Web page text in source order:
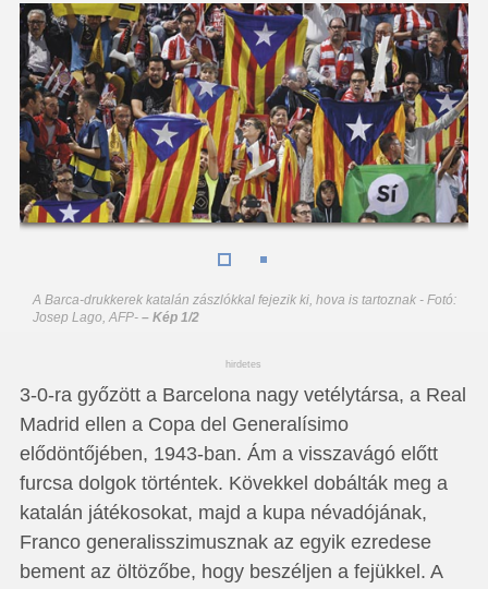
A Barca-drukkerek katalán zászlókkal fejezik ki, hova is tartoznak - Fotó:
Josep Lago, AFP-– Kép 1/2
hirdetes
3-0-ra győzött a Barcelona nagy vetélytársa, a Real
Madrid ellen a Copa del Generalísimo
elődöntőjében, 1943-ban. Ám a visszavágó előtt
furcsa dolgok történtek. Kövekkel dobálták meg a
katalán játékosokat, majd a kupa névadójának,
Franco generalisszimusznak az egyik ezredese
bement az öltözőbe, hogy beszéljen a fejükkel. A